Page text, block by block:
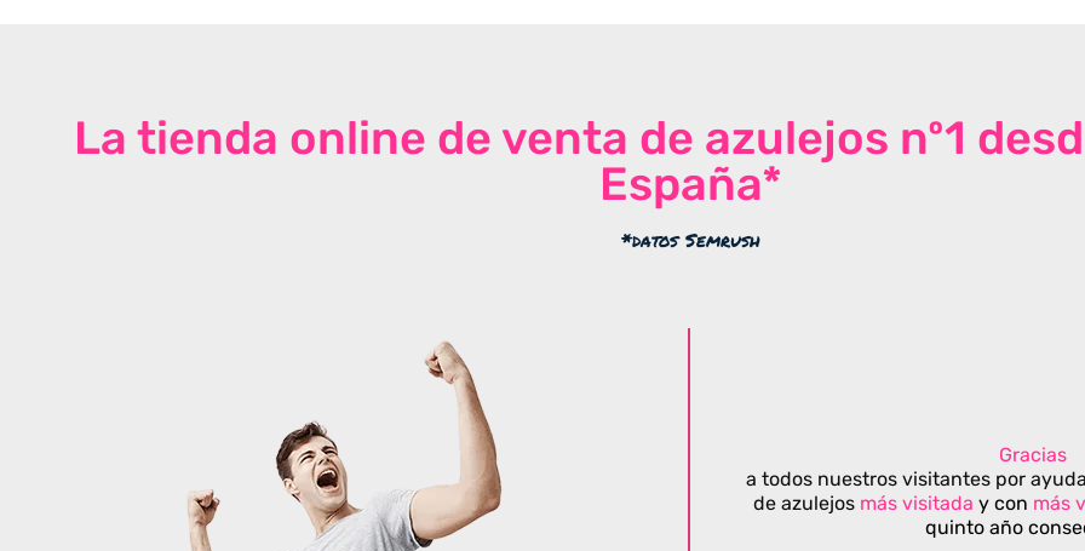
La tienda online de venta de azulejos nº1
España*
*datos Semrush
Gracias
a todos nuestros visitantes por
de azulejos más visitada y con más
quinto año